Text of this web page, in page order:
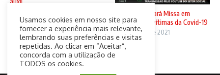
CNBB N2 sediará Missa em
memória das vítimas da Covid-19
4 de agosto de 2021
Usamos cookies em nosso site para
fornecer a experiência mais relevante,
lembrando suas preferências e visitas
repetidas. Ao clicar em “Aceitar”,
concorda com a utilização de
TODOS os cookies.